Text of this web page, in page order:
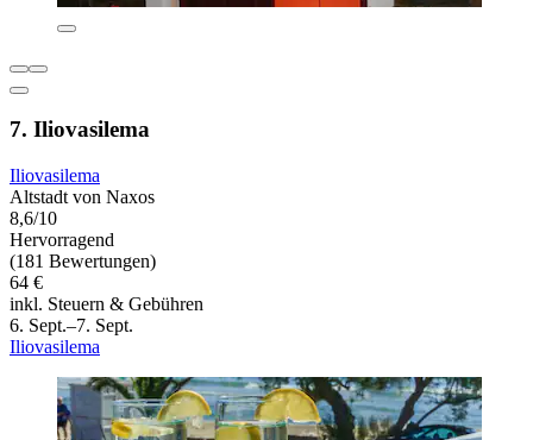
7. Iliovasilema
Iliovasilema
Altstadt von Naxos
8,6/10
Hervorragend
(181 Bewertungen)
64 €
inkl. Steuern & Gebühren
6. Sept.–7. Sept.
Iliovasilema